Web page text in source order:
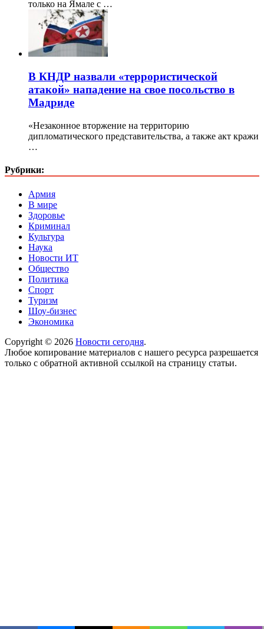
только на Ямале с …
В КНДР назвали «террористической
атакой» нападение на свое посольство в
Мадриде
«Незаконное вторжение на территорию
дипломатического представительства, а также акт кражи
…
Рубрики:
Армия
В мире
Здоровье
Криминал
Культура
Наука
Новости ИТ
Общество
Политика
Спорт
Туризм
Шоу-бизнес
Экономика
Copyright © 2026 Новости сегодня.
Любое копирование материалов с нашего ресурса разрешается
только с обратной активной ссылкой на страницу статьи.